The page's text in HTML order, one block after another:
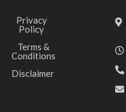
Privacy
Policy
Terms &
Conditions
Disclaimer